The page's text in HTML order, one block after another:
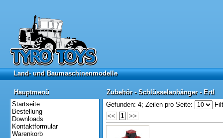
Land- und Baumaschinenmodelle
Land- und Baumaschinenmodelle
Hauptmenü
Hauptmenü
Startseite
Bestellung
Downloads
Kontaktformular
Warenkorb
Zubehör - Schlüsselanhänger - Ertl
Zubehör - Schlüsselanhänger - Ertl
Gefunden: 4; Zeilen pro Seite:
<<
1 >>